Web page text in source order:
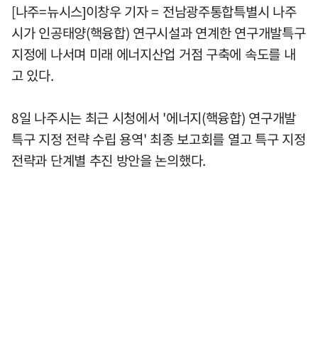
[나주=뉴시스]이창우 기자 = 전남광주통합특별시 나주
시가 인공태양(핵융합) 연구시설과 연계한 연구개발특구
지정에 나서며 미래 에너지산업 거점 구축에 속도를 내
고 있다.
8일 나주시는 최근 시청에서 '에너지(핵융합) 연구개발
특구 지정 전략 수립 용역' 최종 보고회를 열고 특구 지정
전략과 단계별 추진 방안을 논의했다.